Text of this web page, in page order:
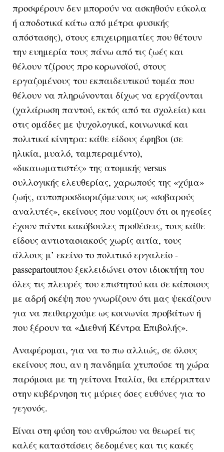
προσφέρουν δεν μπορούν να ασκηθούν εύκολα
ή αποδοτικά κάτω από μέτρα φυσικής
απόστασης), στους επιχειρηματίες που θέτουν
την ευημερία τους πάνω από τις ζωές και
θέλουν τζίρους προ κορωνοϊού, στους
εργαζομένους του εκπαιδευτικού τομέα που
θέλουν να πληρώνονται δίχως να εργάζονται
(χαλάρωση παντού, εκτός από τα σχολεία) και
στις ομάδες με ψυχολογικά, κοινωνικά και
πολιτικά κίνητρα: κάθε είδους έφηβοι (σε
ηλικία, μυαλό, ταμπεραμέντο),
«δικαιωματιστές» της ατομικής versus
συλλογικής ελευθερίας, χαρωπούς της «χύμα»
ζωής, αυτοπροσδιοριζόμενους ως «σοβαρούς
αναλυτές», εκείνους που νομίζουν ότι οι ηγεσίες
έχουν πάντα κακόβουλες προθέσεις, τους κάθε
είδους αντιστασιακούς χωρίς αιτία, τους
άλλους μ’ εκείνο το πολιτικό εργαλείο -
passepartoutπου ξεκλειδώνει στον ιδιοκτήτη του
όλες τις πλευρές του επιστητού και σε κάποιους
με αδρή σκέψη που γνωρίζουν ότι μας ψεκάζουν
για να πειθαρχούμε ως κοινωνία προβάτων ή
που ξέρουν τα «Διεθνή Κέντρα Επιβολής».
Αναφέρομαι, για να το πω αλλιώς, σε όλους
εκείνους που, αν η πανδημία χτυπούσε τη χώρα
παρόμοια με τη γείτονα Ιταλία, θα επέρριπταν
στην κυβέρνηση τις μύριες όσες ευθύνες για το
γεγονός.
Είναι στη φύση του ανθρώπου να θεωρεί τις
καλές καταστάσεις δεδομένες και τις κακές